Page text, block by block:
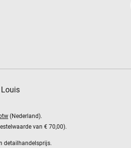
(Nederland).
van € 70,00).
detailhandelsprijs.